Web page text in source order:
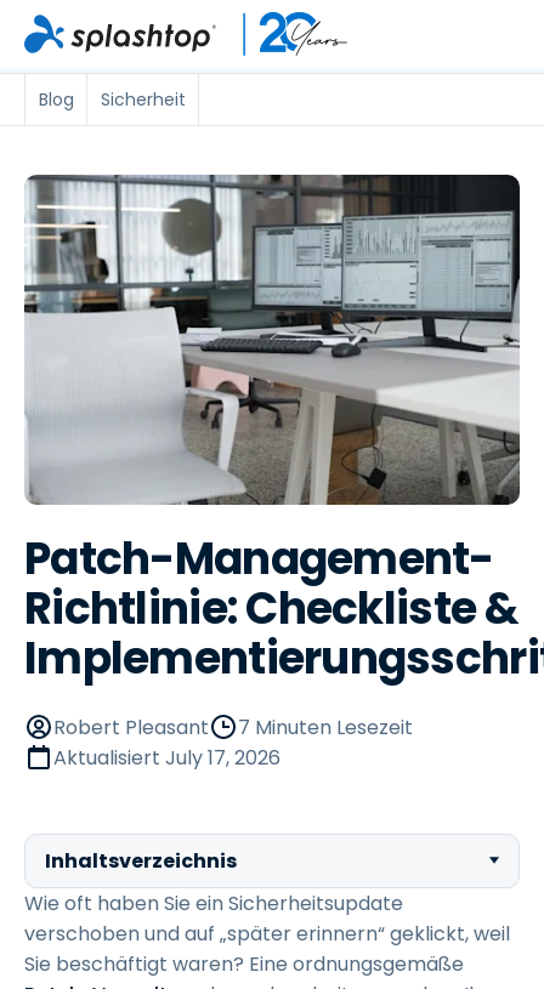
Blog Sicherheit
Patch-Management-
Richtlinie: Checkliste &
Robert Pleasant
7 Minuten Lesezeit
Aktualisiert July 17, 2026
Inhaltsverzeichnis
Wie oft haben Sie ein Sicherheitsupdate
verschoben und auf „später erinnern“ geklickt, weil
Sie beschäftigt waren? Eine ordnungsgemäße